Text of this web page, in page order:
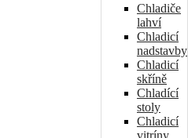
Chladiče
lahví
Chladicí
nadstavby
Chladicí
skříně
Chladící
stoly
Chladicí
vitríny